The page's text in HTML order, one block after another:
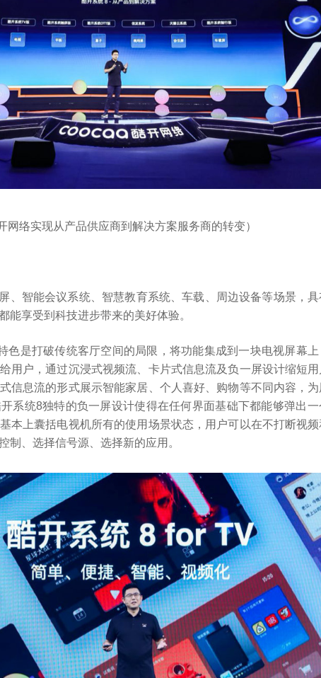
网络实现从产品供应商到解决方案服务商的转变）
、智能会议系统、智慧教育系统、车载、周边设备等场景，
能享受到科技进步带来的美好体验。
色是打破传统客厅空间的局限，将功能集成到一块电视屏幕
用户，通过沉浸式视频流、卡片式信息流及负一屏设计缩短
信息流的形式展示智能家居、个人喜好、购物等不同内容，
系统8独特的负一屏设计使得在任何界面基础下都能够弹出
本上囊括电视机所有的使用场景状态，用户可以在不打断视
制、选择信号源、选择新的应用。